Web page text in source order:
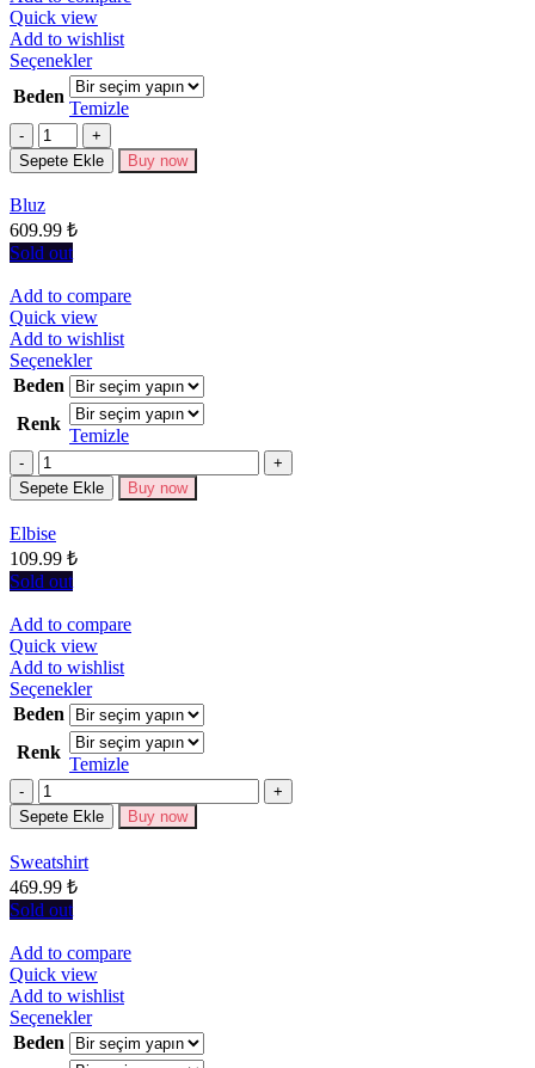
Quick view
Add to wishlist
SeçeneklerBu
ürünün
birden
fazla
varyasyonu
var.
Beden
Temizle
Miktar
Sepete Ekle Buy now
Bluz
609.99 ₺
Sold out
Add to compare
Quick view
Add to wishlist
SeçeneklerBu
ürünün
birden
fazla
varyasyonu
Seçenekler
Beden
Renk
Temizle
Miktar
Sepete Ekle Buy now
Elbise
109.99 ₺
Sold out
Add to compare
Quick view
Add to wishlist
SeçeneklerBu
ürünün
birden
fazla
varyasyonu
Seçenekler
Beden
Renk
Temizle
Miktar
Sepete Ekle Buy now
Sweatshirt
469.99 ₺
Sold out
Add to compare
Quick view
Add to wishlist
SeçeneklerBu
ürünün
birden
Beden